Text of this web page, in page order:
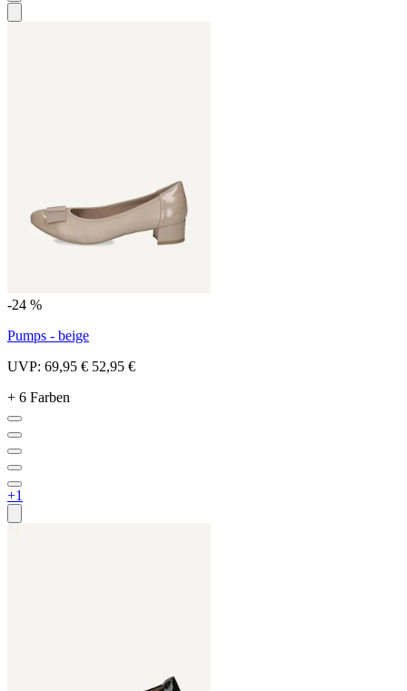
-24 %
Pumps - beige
UVP: 69,95 € 52,95 €
+ 6 Farben
+1